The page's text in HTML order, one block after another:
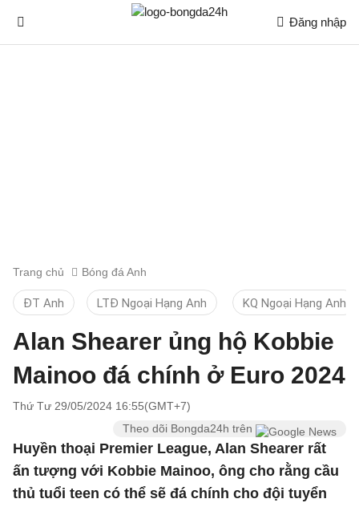
Đăng nhập
Trang chủ Bóng đá Anh
ĐT Anh LTĐ Ngoại Hạng Anh KQ Ngoại Hạng Anh
Alan Shearer ủng hộ Kobbie
Mainoo đá chính ở Euro 2024
Thứ Tư 29/05/2024 16:55(GMT+7)
Theo dõi Bongda24h trên
Huyền thoại Premier League, Alan Shearer rất
ấn tượng với Kobbie Mainoo, ông cho rằng cầu
thủ tuổi teen có thể sẽ đá chính cho đội tuyển